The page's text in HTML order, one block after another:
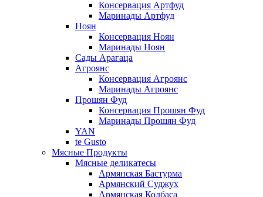
Консервация Артфуд
Маринады Артфуд
Ноян
Консервация Ноян
Маринады Ноян
Сады Арагаца
Агроянс
Консервация Агроянс
Маринады Агроянс
Прошян Фуд
Консервация Прошян Фуд
Маринады Прошян Фуд
YAN
te Gusto
Мясные Продукты
Мясные деликатесы
Армянская Бастурма
Армянский Суджух
Армянская Колбаса